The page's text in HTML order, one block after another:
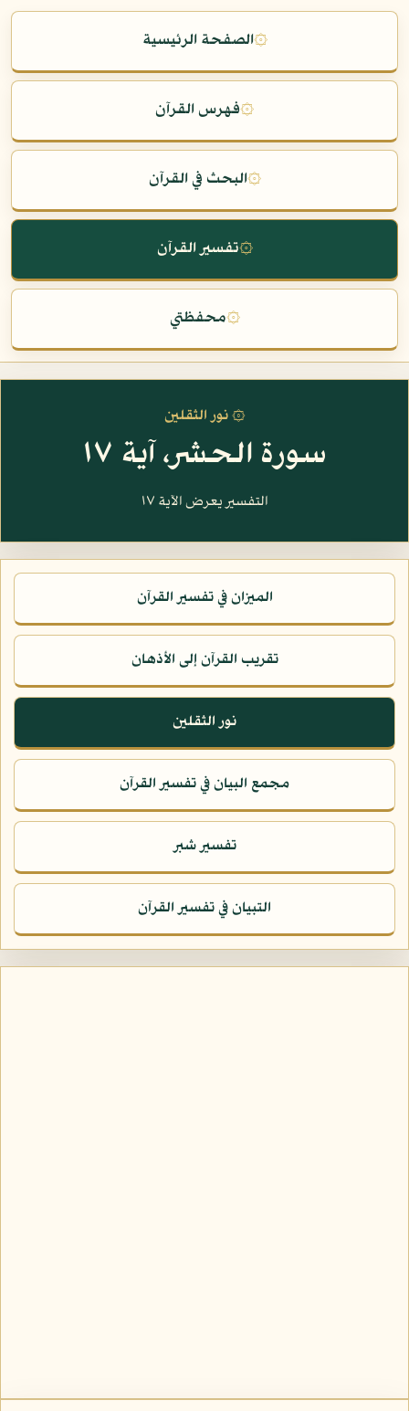
۞الصفحة الرئيسية
۞فهرس القرآن
۞البحث في القرآن
۞تفسير القرآن
۞محفظتي
۞ نور الثقلين
سورة الحشر، آية ١٧
التفسير يعرض الآية ١٧
الميزان في تفسير القرآن
تقريب القرآن إلى الأذهان
نور الثقلين
مجمع البيان في تفسير القرآن
تفسير شبر
التبيان في تفسير القرآن